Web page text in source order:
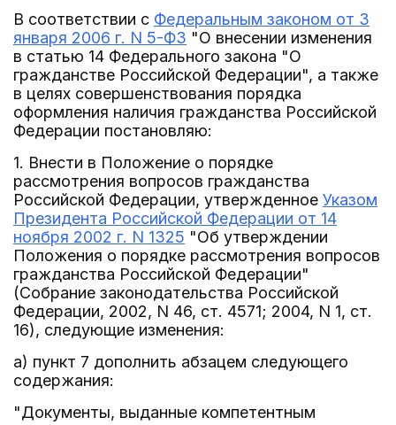
В соответствии с Федеральным законом от 3
января 2006 г. N 5-ФЗ "О внесении изменения
в статью 14 Федерального закона "О
гражданстве Российской Федерации", а также
в целях совершенствования порядка
оформления наличия гражданства Российской
Федерации постановляю:
1. Внести в Положение о порядке
рассмотрения вопросов гражданства
Российской Федерации, утвержденное Указом
Президента Российской Федерации от 14
ноября 2002 г. N 1325 "Об утверждении
Положения о порядке рассмотрения вопросов
гражданства Российской Федерации"
(Собрание законодательства Российской
Федерации, 2002, N 46, ст. 4571; 2004, N 1, ст.
16), следующие изменения:
а) пункт 7 дополнить абзацем следующего
содержания:
"Документы, выданные компетентным